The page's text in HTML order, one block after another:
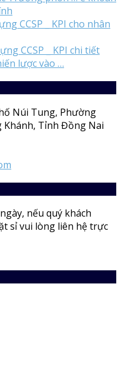
CCSP _ KPI cho nhân
CCSP _ KPI chi tiết
lược vào …
Núi Tung, Phường
Khánh, Tỉnh Đồng Nai
nếu quý khách
sỉ vui lòng liên hệ trực